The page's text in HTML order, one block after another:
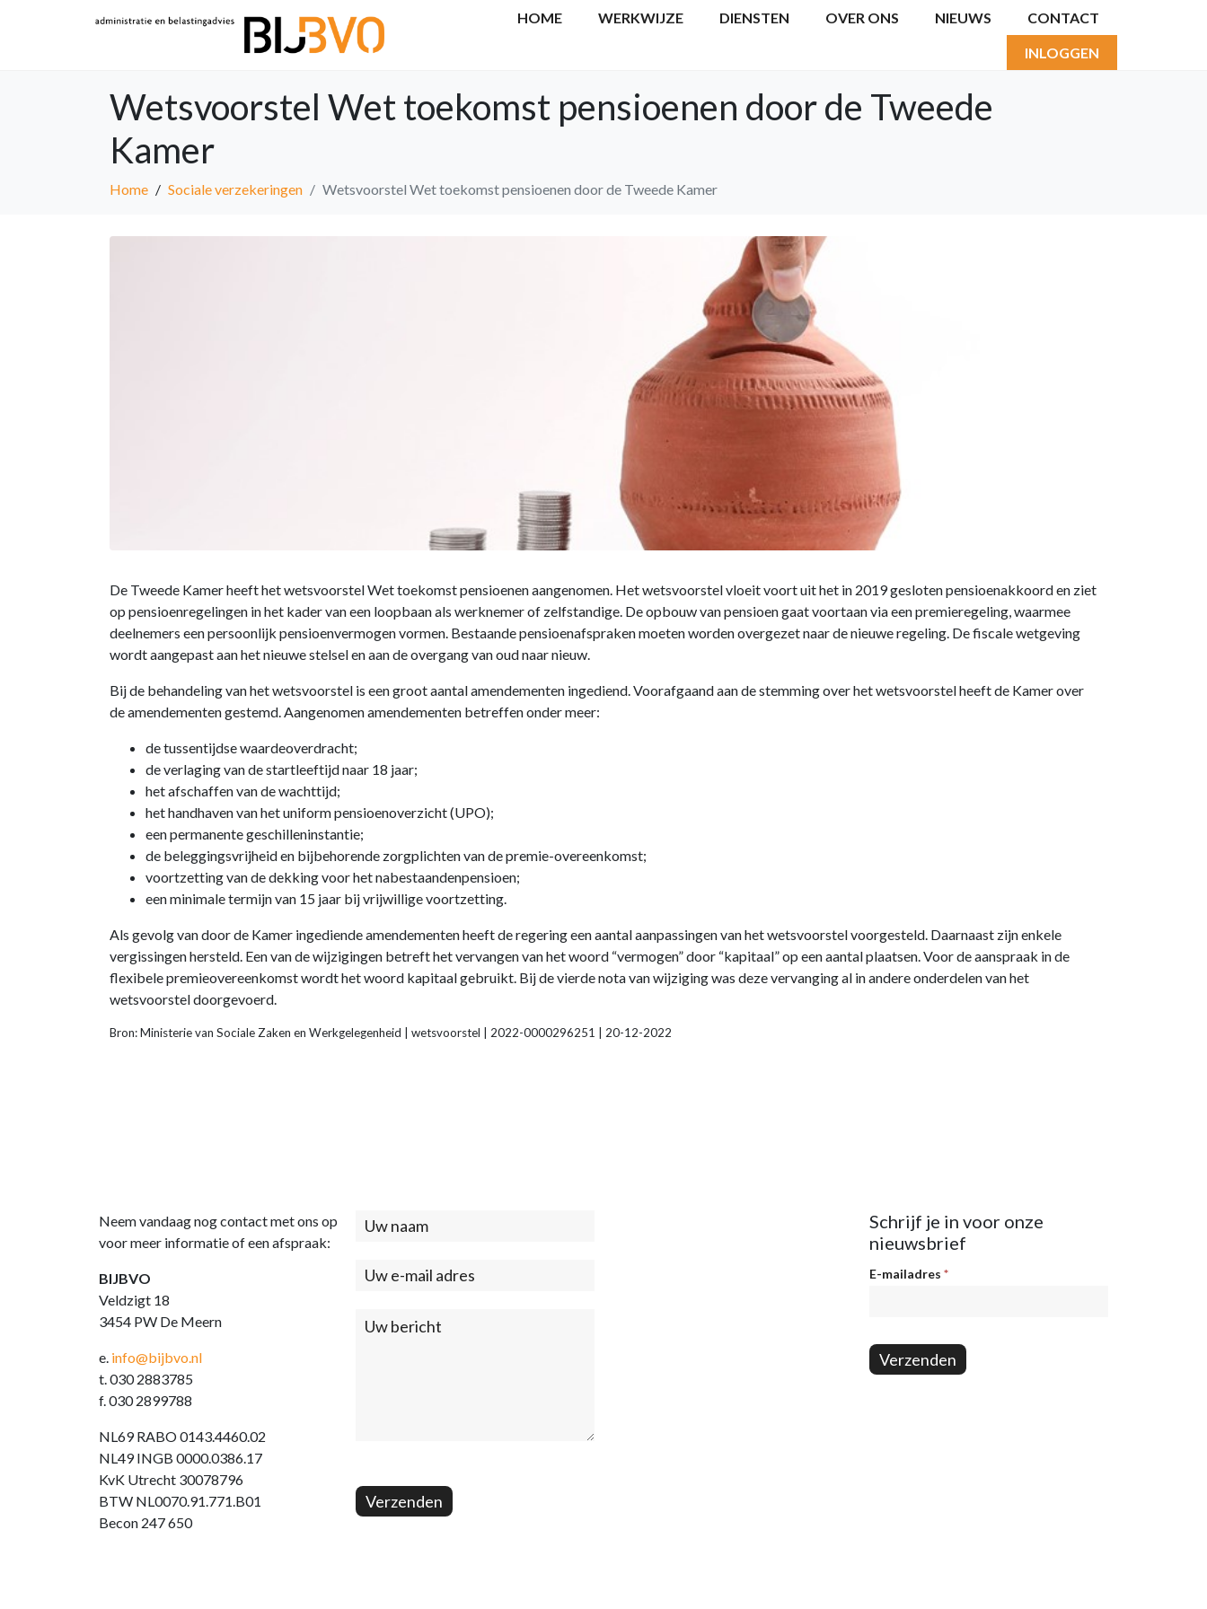
HOME WERKWIJZE DIENSTEN OVER ONS NIEUWS CONTACT
INLOGGEN
Wetsvoorstel Wet toekomst pensioenen door de Tweede
Kamer
Home Sociale verzekeringen Wetsvoorstel Wet toekomst pensioenen door de Tweede Kamer
De Tweede Kamer heeft het wetsvoorstel Wet toekomst pensioenen aangenomen. Het wetsvoorstel vloeit voort uit het in 2019 gesloten pensioenakkoord en ziet
op pensioenregelingen in het kader van een loopbaan als werknemer of zelfstandige. De opbouw van pensioen gaat voortaan via een premieregeling, waarmee
deelnemers een persoonlijk pensioenvermogen vormen. Bestaande pensioenafspraken moeten worden overgezet naar de nieuwe regeling. De fiscale wetgeving
wordt aangepast aan het nieuwe stelsel en aan de overgang van oud naar nieuw.
Bij de behandeling van het wetsvoorstel is een groot aantal amendementen ingediend. Voorafgaand aan de stemming over het wetsvoorstel heeft de Kamer over
de amendementen gestemd. Aangenomen amendementen betreffen onder meer:
de tussentijdse waardeoverdracht;
de verlaging van de startleeftijd naar 18 jaar;
het afschaffen van de wachttijd;
het handhaven van het uniform pensioenoverzicht (UPO);
een permanente geschilleninstantie;
de beleggingsvrijheid en bijbehorende zorgplichten van de premie-overeenkomst;
voortzetting van de dekking voor het nabestaandenpensioen;
een minimale termijn van 15 jaar bij vrijwillige voortzetting.
Als gevolg van door de Kamer ingediende amendementen heeft de regering een aantal aanpassingen van het wetsvoorstel voorgesteld. Daarnaast zijn enkele
vergissingen hersteld. Een van de wijzigingen betreft het vervangen van het woord “vermogen” door “kapitaal” op een aantal plaatsen. Voor de aanspraak in de
flexibele premieovereenkomst wordt het woord kapitaal gebruikt. Bij de vierde nota van wijziging was deze vervanging al in andere onderdelen van het
wetsvoorstel doorgevoerd.
Bron: Ministerie van Sociale Zaken en Werkgelegenheid | wetsvoorstel | 2022-0000296251 | 20-12-2022
Neem vandaag nog contact met ons op
voor meer informatie of een afspraak:
BIJBVO
Veldzigt 18
3454 PW De Meern
e. info@bijbvo.nl
t. 030 2883785
f. 030 2899788
NL69 RABO 0143.4460.02
NL49 INGB 0000.0386.17
KvK Utrecht 30078796
BTW NL0070.91.771.B01
Becon 247 650
Contact
Verzenden
Schrijf je in voor onze
nieuwsbrief
Nieuwsbrief
E-mailadres *
Verzenden